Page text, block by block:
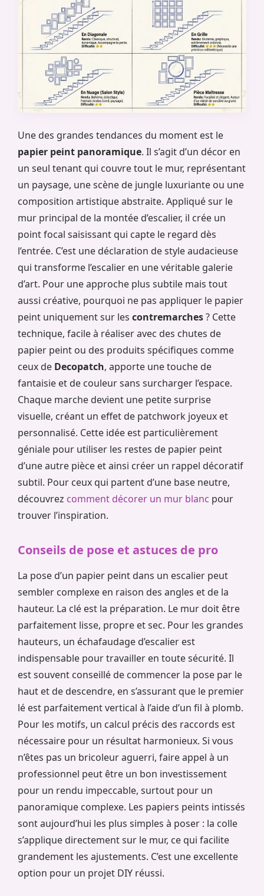
Une des grandes tendances du moment est le
papier peint panoramique. Il s’agit d’un décor en
un seul tenant qui couvre tout le mur, représentant
un paysage, une scène de jungle luxuriante ou une
composition artistique abstraite. Appliqué sur le
mur principal de la montée d’escalier, il crée un
point focal saisissant qui capte le regard dès
l’entrée. C’est une déclaration de style audacieuse
qui transforme l’escalier en une véritable galerie
d’art. Pour une approche plus subtile mais tout
aussi créative, pourquoi ne pas appliquer le papier
peint uniquement sur les contremarches? Cette
technique, facile à réaliser avec des chutes de
papier peint ou des produits spécifiques comme
ceux de Decopatch, apporte une touche de
fantaisie et de couleur sans surcharger l’espace.
Chaque marche devient une petite surprise
visuelle, créant un effet de patchwork joyeux et
personnalisé. Cette idée est particulièrement
géniale pour utiliser les restes de papier peint
d’une autre pièce et ainsi créer un rappel décoratif
subtil. Pour ceux qui partent d’une base neutre,
découvrez comment décorer un mur blanc pour
trouver l’inspiration.
Conseils de pose et astuces de pro
La pose d’un papier peint dans un escalier peut
sembler complexe en raison des angles et de la
hauteur. La clé est la préparation. Le mur doit être
parfaitement lisse, propre et sec. Pour les grandes
hauteurs, un échafaudage d’escalier est
indispensable pour travailler en toute sécurité. Il
est souvent conseillé de commencer la pose par le
haut et de descendre, en s’assurant que le premier
lé est parfaitement vertical à l’aide d’un fil à plomb.
Pour les motifs, un calcul précis des raccords est
nécessaire pour un résultat harmonieux. Si vous
n’êtes pas un bricoleur aguerri, faire appel à un
professionnel peut être un bon investissement
pour un rendu impeccable, surtout pour un
panoramique complexe. Les papiers peints intissés
sont aujourd’hui les plus simples à poser : la colle
s’applique directement sur le mur, ce qui facilite
grandement les ajustements. C’est une excellente
option pour un projet DIY réussi.